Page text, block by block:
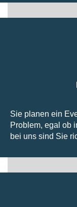
Sie planen ein
Problem, egal ob
bei uns sind Sie